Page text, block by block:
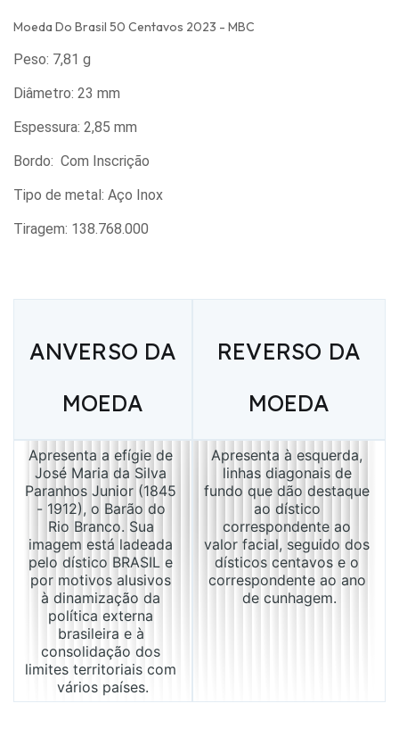
Moeda Do Brasil 50 Centavos 2023 - MBC
Peso: 7,81 g
Diâmetro: 23 mm
Espessura: 2,85 mm
Bordo: Com Inscrição
Tipo de metal: Aço Inox
Tiragem: 138.768.000
ANVERSO DA
MOEDA
REVERSO DA
MOEDA
Apresenta a efígie de
José Maria da Silva
Paranhos Junior (1845
- 1912), o Barão do
Rio Branco. Sua
imagem está ladeada
pelo dístico BRASIL e
por motivos alusivos
à dinamização da
política externa
brasileira e à
consolidação dos
limites territoriais com
vários países.
Apresenta à esquerda,
linhas diagonais de
fundo que dão destaque
ao dístico
correspondente ao
valor facial, seguido dos
dísticos centavos e o
correspondente ao ano
de cunhagem.